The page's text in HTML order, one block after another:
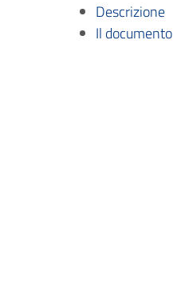
Descrizione
Il documento